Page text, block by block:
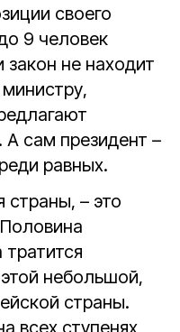
своего
9 человек
закон не находит
А сам президент –
равных.
страны, – это
небольшой,
страны.
всех ступенях